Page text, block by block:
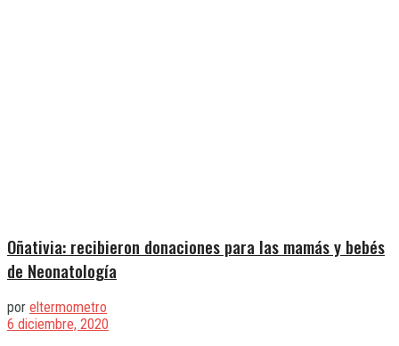
Oñativia: recibieron donaciones para las mamás y bebés
de Neonatología
por eltermometro
6 diciembre, 2020